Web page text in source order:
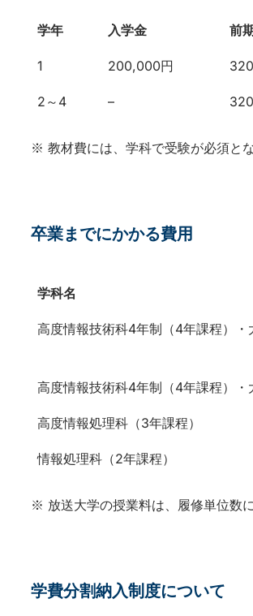
学年 入学金 前
学年
入学金 前
1 200,000円
2～4 –
※ 教材費には、学科で受験が必須と
卒業までにかかる費用
学科名
学科名
高度情報技術科4年制（4年課程）
高度情報技術科4年制（4年課程）・
高度情報処理科（3年課程）
情報処理科（2年課程）
※ 放送大学の授業料は、履修単位数
学費分割納入制度について